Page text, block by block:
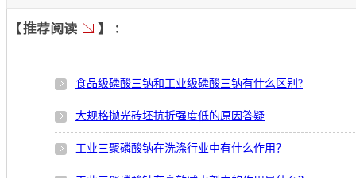
食品级磷酸三钠和工业级磷酸三钠有什么区别?
大规格抛光砖坯抗折强度低的原因答疑
工业三聚磷酸钠在洗涤行业中有什么作用？